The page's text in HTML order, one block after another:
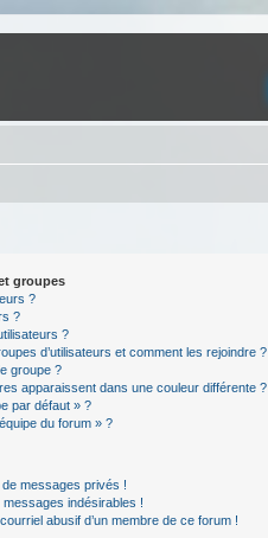
groupes
?
?
?
d’utilisateurs et comment les rejoindre ?
groupe ?
apparaissent dans une couleur différente ?
par défaut » ?
du forum » ?
messages privés !
indésirables !
abusif d’un membre de ce forum !